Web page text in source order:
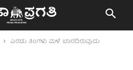
ಎರಡು ತಿಂಗಳು ಮಳೆ ಬಾರದಿರುವುದು